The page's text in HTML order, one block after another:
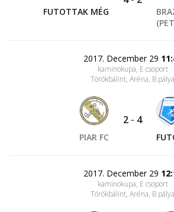
FUTOTTAK MÉG
2017. December 29
kaminokupa, E csoport
Törökbálint, Aréna, B pálya
PIAR FC
2 - 4
2017. December 29
kaminokupa, E csoport
Törökbálint, Aréna, B pálya